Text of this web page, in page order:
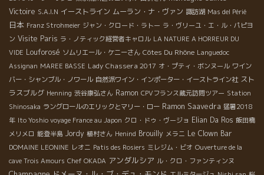
Victoire S.A.I.N イーストライン ムーラン・ナ・ヴァン 諏訪湖 Mas del Périé
日本 Franz Strohmeier ジャン・クロード・ラトー ラ・ヴリーユ・エ・ル・パピヨ
ン Visite Paris ラ・ノティック経営者キャロル LA NATURE A HORREUR DU
VIDE Louforosé ソムリエール・ケニーさん Côtes Du Rhône Languedoc
Assignan MAREE BASSE Lady Chassera 2017 オ・プティ・ボンヌール ワイン
バー・シャンブル・ノワール 自然派ワイン・インポーター・イーストライン社 スト
ラスブルグ Henning 渋谷康弘さん Ramon CPVフランス蔵元訪問ツアー Station
Shinosaka ラングロールのエリックとマリー・ロー Ramon Saavedra 猛暑2018
年 Ito Yoshio voyage France au Japon クロ・ドゥ・ヴージョ Elian Da Ros 飯田橋
メリメロ 能登半島 Jordy 植村さん Henind Brouilly メラニ Le Clown Bar
DOMAINE LEONINE レオニ Patis des Rosiers ミレジム・ビオ Ouverture de la
cave Trois Amours Chef OKADA アンダルシア ル・クロ・ファンティンヌ